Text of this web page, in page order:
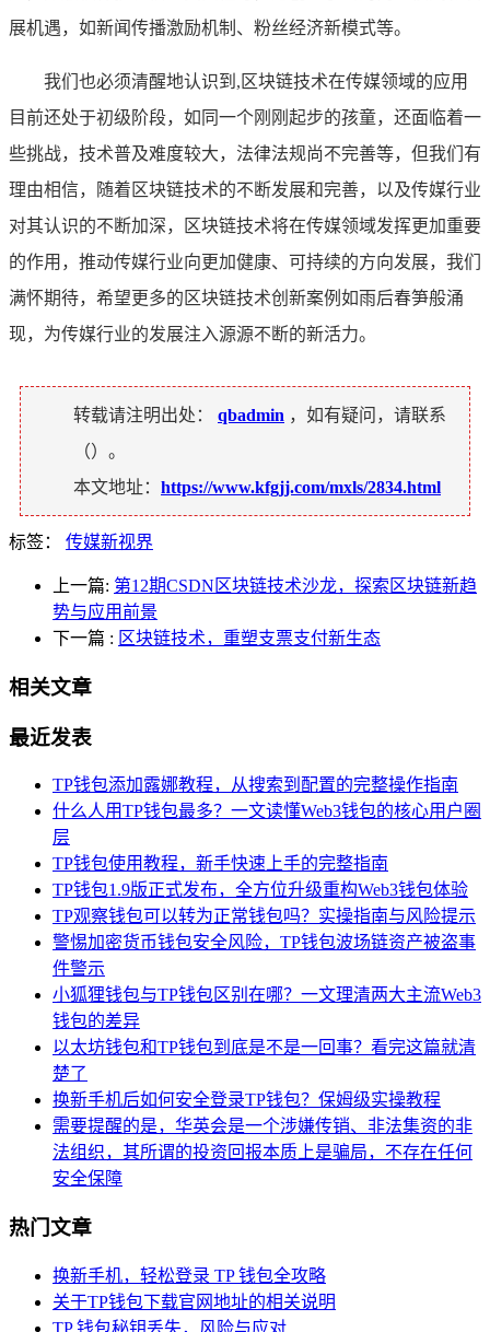
展机遇，如新闻传播激励机制、粉丝经济新模式等。
我们也必须清醒地认识到,区块链技术在传媒领域的应用
目前还处于初级阶段，如同一个刚刚起步的孩童，还面临着一
些挑战，技术普及难度较大，法律法规尚不完善等，但我们有
理由相信，随着区块链技术的不断发展和完善，以及传媒行业
对其认识的不断加深，区块链技术将在传媒领域发挥更加重要
的作用，推动传媒行业向更加健康、可持续的方向发展，我们
满怀期待，希望更多的区块链技术创新案例如雨后春笋般涌
现，为传媒行业的发展注入源源不断的新活力。
转载请注明出处： qbadmin ，如有疑问，请联系
（）。
本文地址： https://www.kfgjj.com/mxls/2834.html
标签： 传媒新视界
上一篇: 第12期CSDN区块链技术沙龙，探索区块链新趋
势与应用前景
下一篇 : 区块链技术，重塑支票支付新生态
相关文章
最近发表
TP钱包添加露娜教程，从搜索到配置的完整操作指南
什么人用TP钱包最多？一文读懂Web3钱包的核心用户圈
层
TP钱包使用教程，新手快速上手的完整指南
TP钱包1.9版正式发布，全方位升级重构Web3钱包体验
TP观察钱包可以转为正常钱包吗？实操指南与风险提示
警惕加密货币钱包安全风险，TP钱包波场链资产被盗事
件警示
小狐狸钱包与TP钱包区别在哪？一文理清两大主流Web3
钱包的差异
以太坊钱包和TP钱包到底是不是一回事？看完这篇就清
楚了
换新手机后如何安全登录TP钱包？保姆级实操教程
需要提醒的是，华英会是一个涉嫌传销、非法集资的非
法组织，其所谓的投资回报本质上是骗局，不存在任何
安全保障
热门文章
换新手机，轻松登录 TP 钱包全攻略
关于TP钱包下载官网地址的相关说明
TP 钱包秘钥丢失，风险与应对